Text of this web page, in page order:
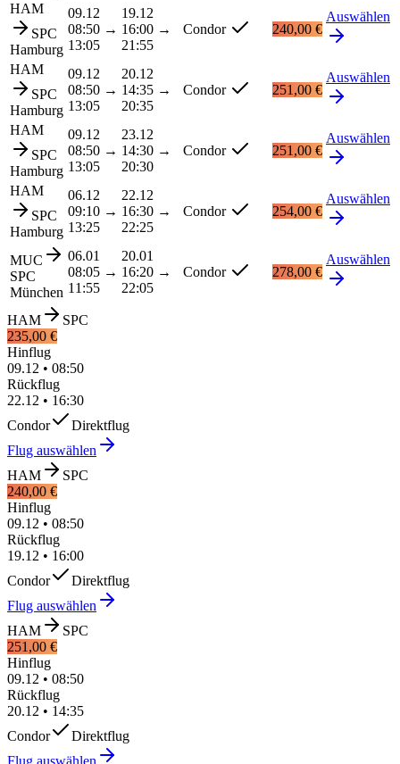
HAM
SPC
Hamburg
09.12
08:50 →
13:05
19.12
16:00 →
21:55
Condor 240,00 €
Auswählen
HAM
SPC
Hamburg
09.12
08:50 →
13:05
20.12
14:35 →
20:35
Condor 251,00 €
Auswählen
HAM
SPC
Hamburg
09.12
08:50 →
13:05
23.12
14:30 →
20:30
Condor 251,00 €
Auswählen
HAM
SPC
Hamburg
06.12
09:10 →
13:25
22.12
16:30 →
22:25
Condor 254,00 €
Auswählen
MUC
SPC
München
06.01
08:05 →
11:55
20.01
16:20 →
22:05
Condor 278,00 €
Auswählen
HAM
SPC
235,00 €
Hinflug
09.12 • 08:50
Rückflug
22.12 • 16:30
Condor
Direktflug
Flug auswählen
HAM
SPC
240,00 €
Hinflug
09.12 • 08:50
Rückflug
19.12 • 16:00
Condor
Direktflug
Flug auswählen
HAM
SPC
251,00 €
Hinflug
09.12 • 08:50
Rückflug
20.12 • 14:35
Condor
Direktflug